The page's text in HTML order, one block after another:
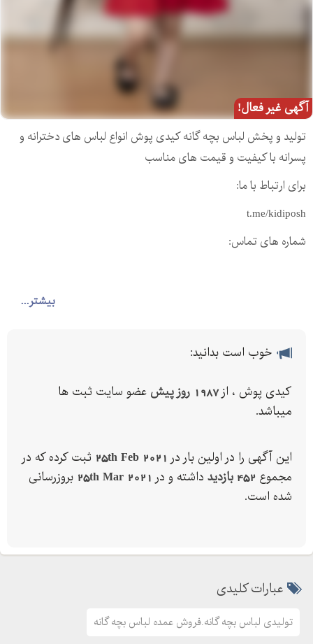
آگهی غیر فعال!
بیشتر...
تولید و پخش لباس بچه گانه کیدی پوش انواع لباس های دخترانه و
پسرانه با کیفیت و قیمت های مناسب
برای ارتباط با ما:
t.me/kidiposh
شماره های تماس:
خوب است بدانید:
کیدی پوش ، از1987 روز پیش
عضو سایت ثبت ها
میباشد.
این آگهی را در اولین بار در 25th Feb 2021 ثبت کرده که در
مجموع 452 بازدید داشته و در 25th Mar 2021 بروزرسانی
شده است.
عبارات کلیدی
تولیدی لباس بچه گانه.فروش عمده لباس بچه گانه